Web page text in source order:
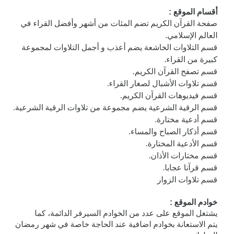
أقسام الموقع :
صفحة القرآن الكريم تضم المئات من أشهر وأفضل القراء في
العالم الإسلامي.
قسم التلاوات الخاشعة يضم أعذب و أجمل التلاوات لمجموعة
كبيرة من القراء.
قسم تصفح القرآن الكريم.
قسم تلاوات الأشبال لصغار القراء.
قسم فيديوهات القرآن الكريم.
قسم الرقية الشرعية يضم مجموعة من تلاوات الرقية الشرعية.
قسم أدعية مختارة.
قسم أذكار الصباح والمساء.
قسم الأدعية المختارة.
قسم مختارات الأذان.
قسم قرآنا عجابا.
قسم تلاوات الزوار
خوادم الموقع :
يشتغل الموقع على عدد من الخوادم السيرفر الدائمة، كما
يتم الاستعانة بخوادم اضافية عند الحاجة خاصة في شهر رمضان